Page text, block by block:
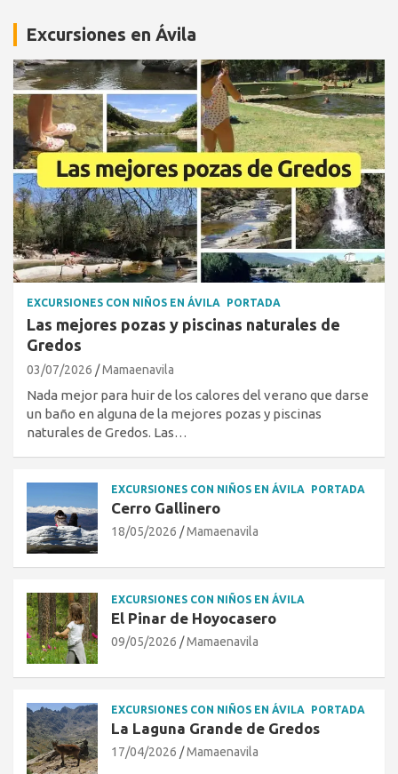
Excursiones en Ávila
EXCURSIONES CON NIÑOS EN ÁVILA PORTADA
Las mejores pozas y piscinas naturales de
Gredos
03/07/2026 Mamaenavila
Nada mejor para huir de los calores del verano que darse
un baño en alguna de la mejores pozas y piscinas
naturales de Gredos. Las…
EXCURSIONES CON NIÑOS EN ÁVILA PORTADA
Cerro Gallinero
18/05/2026 Mamaenavila
EXCURSIONES CON NIÑOS EN ÁVILA
El Pinar de Hoyocasero
09/05/2026 Mamaenavila
EXCURSIONES CON NIÑOS EN ÁVILA PORTADA
La Laguna Grande de Gredos
17/04/2026 Mamaenavila